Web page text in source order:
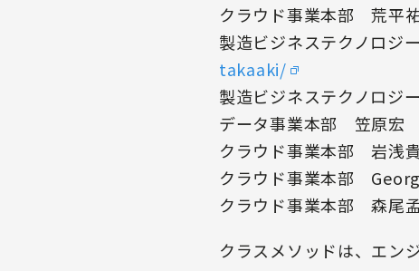
クラウド事業本部 荒平
製造ビジネステクノロ
takaaki/
製造ビジネステクノロ
データ事業本部 笠原宏
クラウド事業本部 岩浅
クラウド事業本部
クラウド事業本部 森尾
クラスメソッドは、エン